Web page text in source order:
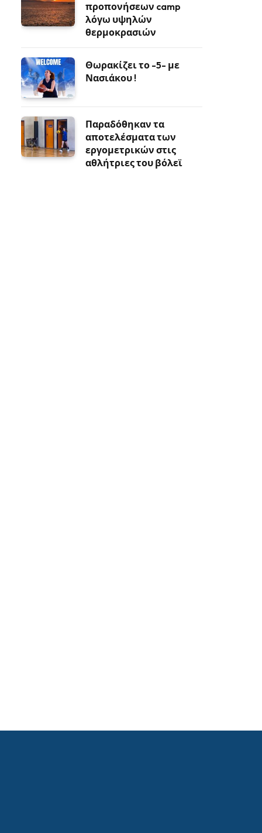
προπονήσεων camp
λόγω υψηλών
θερμοκρασιών
Θωρακίζει το -5- με
Νασιάκου !
Παραδόθηκαν τα
αποτελέσματα των
εργομετρικών στις
αθλήτριες του βόλεϊ